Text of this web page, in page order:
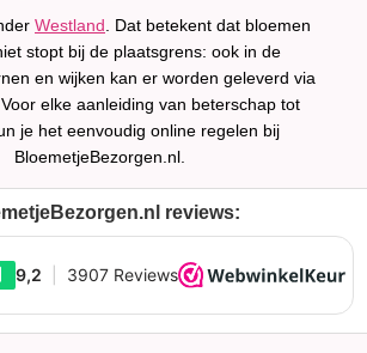
Westland . Dat betekent dat bloemen
stopt bij de plaatsgrens: ook in de
en wijken kan er worden geleverd via
elke aanleiding van beterschap tot
je het eenvoudig online regelen bij
BloemetjeBezorgen.nl.
reviews: